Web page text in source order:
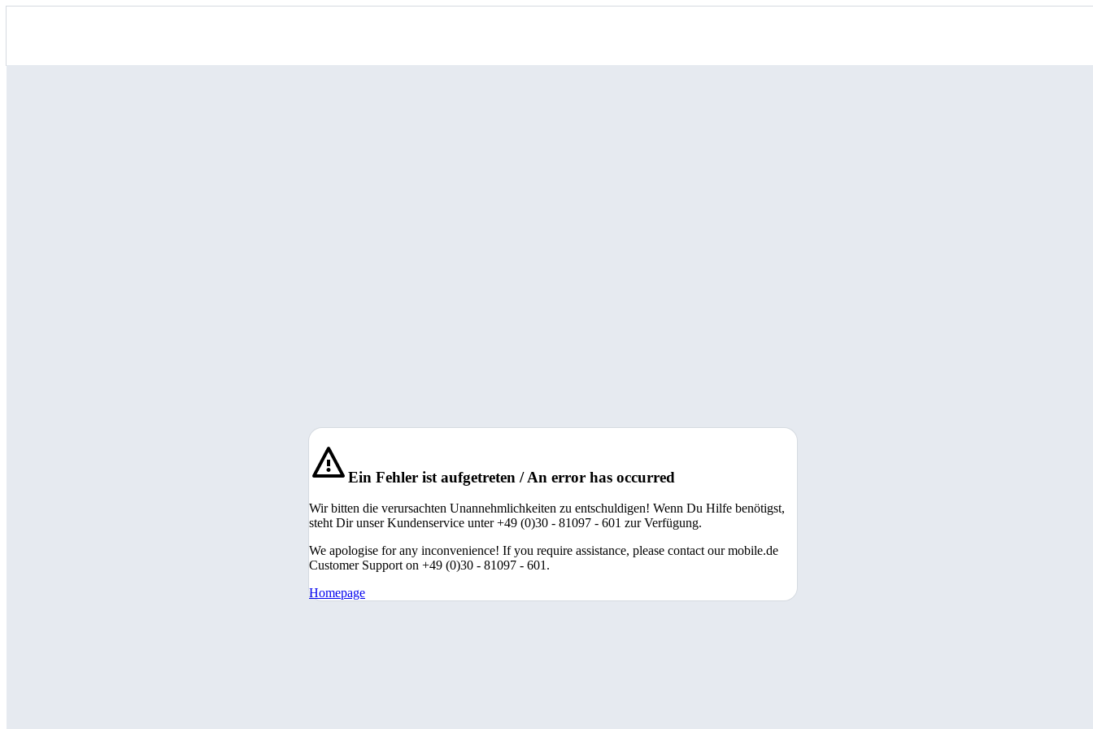
Ein Fehler ist aufgetreten / An error has occurred
Wir bitten die verursachten Unannehmlichkeiten zu entschuldigen! Wenn Du Hilfe benötigst,
steht Dir unser Kundenservice unter +49 (0)30 - 81097 - 601 zur Verfügung.
We apologise for any inconvenience! If you require assistance, please contact our mobile.de
Customer Support on +49 (0)30 - 81097 - 601.
Homepage